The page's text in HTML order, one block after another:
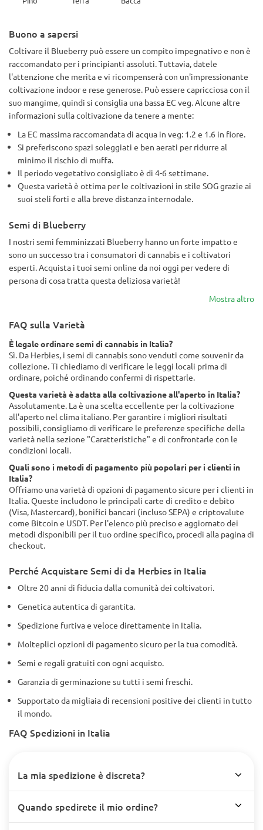
Buono a sapersi
Coltivare il Blueberry può essere un compito impegnativo e non è
raccomandato per i principianti assoluti. Tuttavia, datele
l'attenzione che merita e vi ricompenserà con un'impressionante
coltivazione indoor e rese generose. Può essere capricciosa con il
suo mangime, quindi si consiglia una bassa EC veg. Alcune altre
informazioni sulla coltivazione da tenere a mente:
La EC massima raccomandata di acqua in veg: 1.2 e 1.6 in fiore.
Si preferiscono spazi soleggiati e ben aerati per ridurre al
minimo il rischio di muffa.
Il periodo vegetativo consigliato è di 4-6 settimane.
Questa varietà è ottima per le coltivazioni in stile SOG grazie ai
suoi steli forti e alla breve distanza internodale.
Semi di Blueberry
I nostri semi femminizzati Blueberry hanno un forte impatto e
sono un successo tra i consumatori di cannabis e i coltivatori
esperti. Acquista i tuoi semi online da noi oggi per vedere di
persona di cosa tratta questa deliziosa varietà!
Mostra altro
FAQ sulla Varietà
È legale ordinare semi di cannabis in Italia?
Sì. Da Herbies, i semi di cannabis sono venduti come souvenir da
collezione. Ti chiediamo di verificare le leggi locali prima di
ordinare, poiché ordinando confermi di rispettarle.
Questa varietà è adatta alla coltivazione all'aperto in Italia?
Assolutamente. La è una scelta eccellente per la coltivazione
all'aperto nel clima italiano. Per garantire i migliori risultati
possibili, consigliamo di verificare le preferenze specifiche della
varietà nella sezione "Caratteristiche" e di confrontarle con le
condizioni locali.
Quali sono i metodi di pagamento più popolari per i clienti in
Italia?
Offriamo una varietà di opzioni di pagamento sicure per i clienti in
Italia. Queste includono le principali carte di credito e debito
(Visa, Mastercard), bonifici bancari (incluso SEPA) e criptovalute
come Bitcoin e USDT. Per l'elenco più preciso e aggiornato dei
metodi disponibili per il tuo ordine specifico, procedi alla pagina di
checkout.
Perché Acquistare Semi di da Herbies in Italia
Oltre 20 anni di fiducia dalla comunità dei coltivatori.
Genetica autentica di garantita.
Spedizione furtiva e veloce direttamente in Italia.
Molteplici opzioni di pagamento sicuro per la tua comodità.
Semi e regali gratuiti con ogni acquisto.
Garanzia di germinazione su tutti i semi freschi.
Supportato da migliaia di recensioni positive dei clienti in tutto
il mondo.
FAQ Spedizioni in Italia
La mia spedizione è discreta?
Quando spedirete il mio ordine?